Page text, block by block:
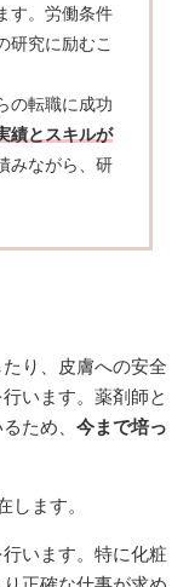
す。労働条件
研究に励むこ
の転職に成功
績とスキルが
みながら、研
り、皮膚への安全
います。薬剤師と
ため、 今まで培っ
します。
います。特に化粧